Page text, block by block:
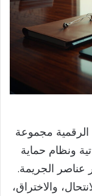
الرقمية مجموعة
ونظام حماية
عناصر الجريمة.
والاختراق،